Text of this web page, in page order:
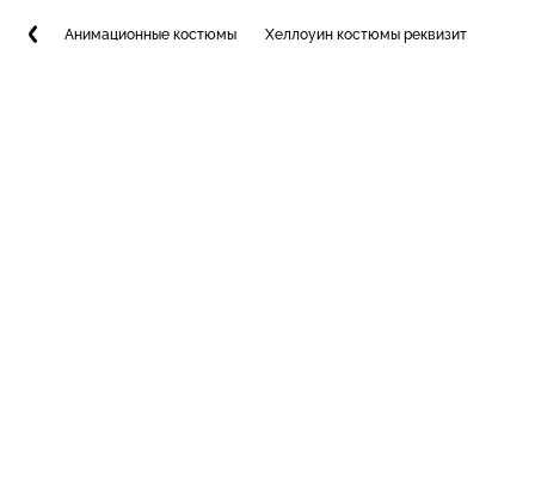
Анимационные костюмы Хеллоуин костюмы реквизит